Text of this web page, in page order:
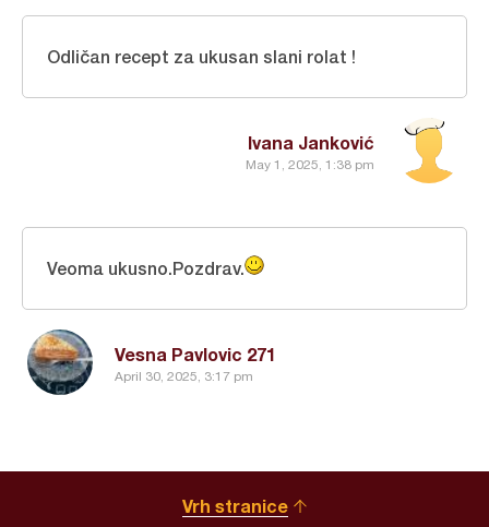
Ivana Janković
May 1, 2025, 1:38 pm
Odličan recept za ukusan slani rolat !
Vesna Pavlovic 271
April 30, 2025, 3:17 pm
Veoma ukusno.Pozdrav.
Vrh stranice